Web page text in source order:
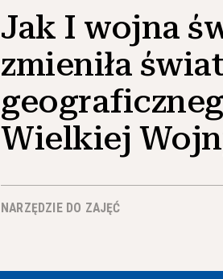
Jak I wojna
zmieniła
Wielkiej
NARZĘDZIE DO ZAJĘĆ